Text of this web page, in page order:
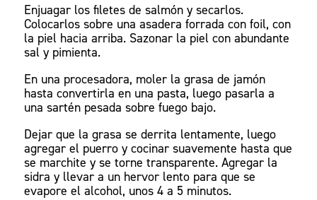
Enjuagar los filetes de salmón y secarlos.
Colocarlos sobre una asadera forrada con foil, con
la piel hacia arriba. Sazonar la piel con abundante
sal y pimienta.
En una procesadora, moler la grasa de jamón
hasta convertirla en una pasta, luego pasarla a
una sartén pesada sobre fuego bajo.
Dejar que la grasa se derrita lentamente, luego
agregar el puerro y cocinar suavemente hasta que
se marchite y se torne transparente. Agregar la
sidra y llevar a un hervor lento para que se
evapore el alcohol, unos 4 a 5 minutos.